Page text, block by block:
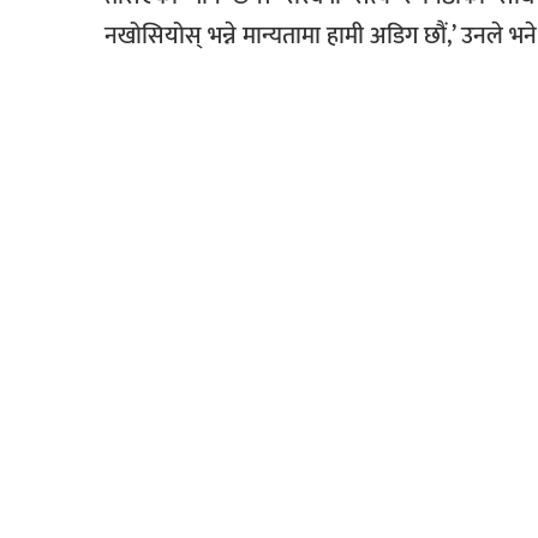
नखोसियोस् भन्ने मान्यतामा हामी अडिग छौं,’ उनले